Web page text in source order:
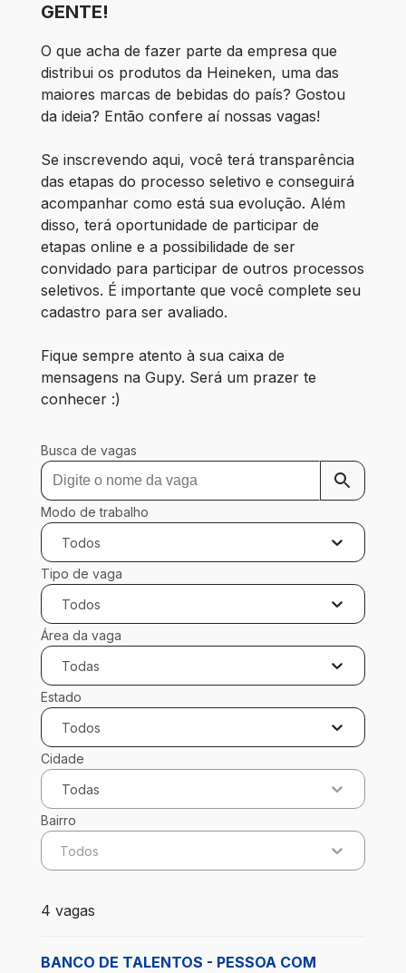
GENTE!
O que acha de fazer parte da empresa que
distribui os produtos da Heineken, uma das
maiores marcas de bebidas do país? Gostou
da ideia? Então confere aí nossas vagas!
Se inscrevendo aqui, você terá transparência
das etapas do processo seletivo e conseguirá
acompanhar como está sua evolução. Além
disso, terá oportunidade de participar de
etapas online e a possibilidade de ser
convidado para participar de outros processos
seletivos. É importante que você complete seu
cadastro para ser avaliado.
Fique sempre atento à sua caixa de
mensagens na Gupy. Será um prazer te
conhecer :)
Busca de vagas
Modo de trabalho
Todos
Tipo de vaga
Todos
Área da vaga
Todas
Estado
Todos
Cidade
Todas
Bairro
Todos
4 vagas encontradas para 0 filtros aplicados
4 vagas
BANCO DE TALENTOS - PESSOA COM